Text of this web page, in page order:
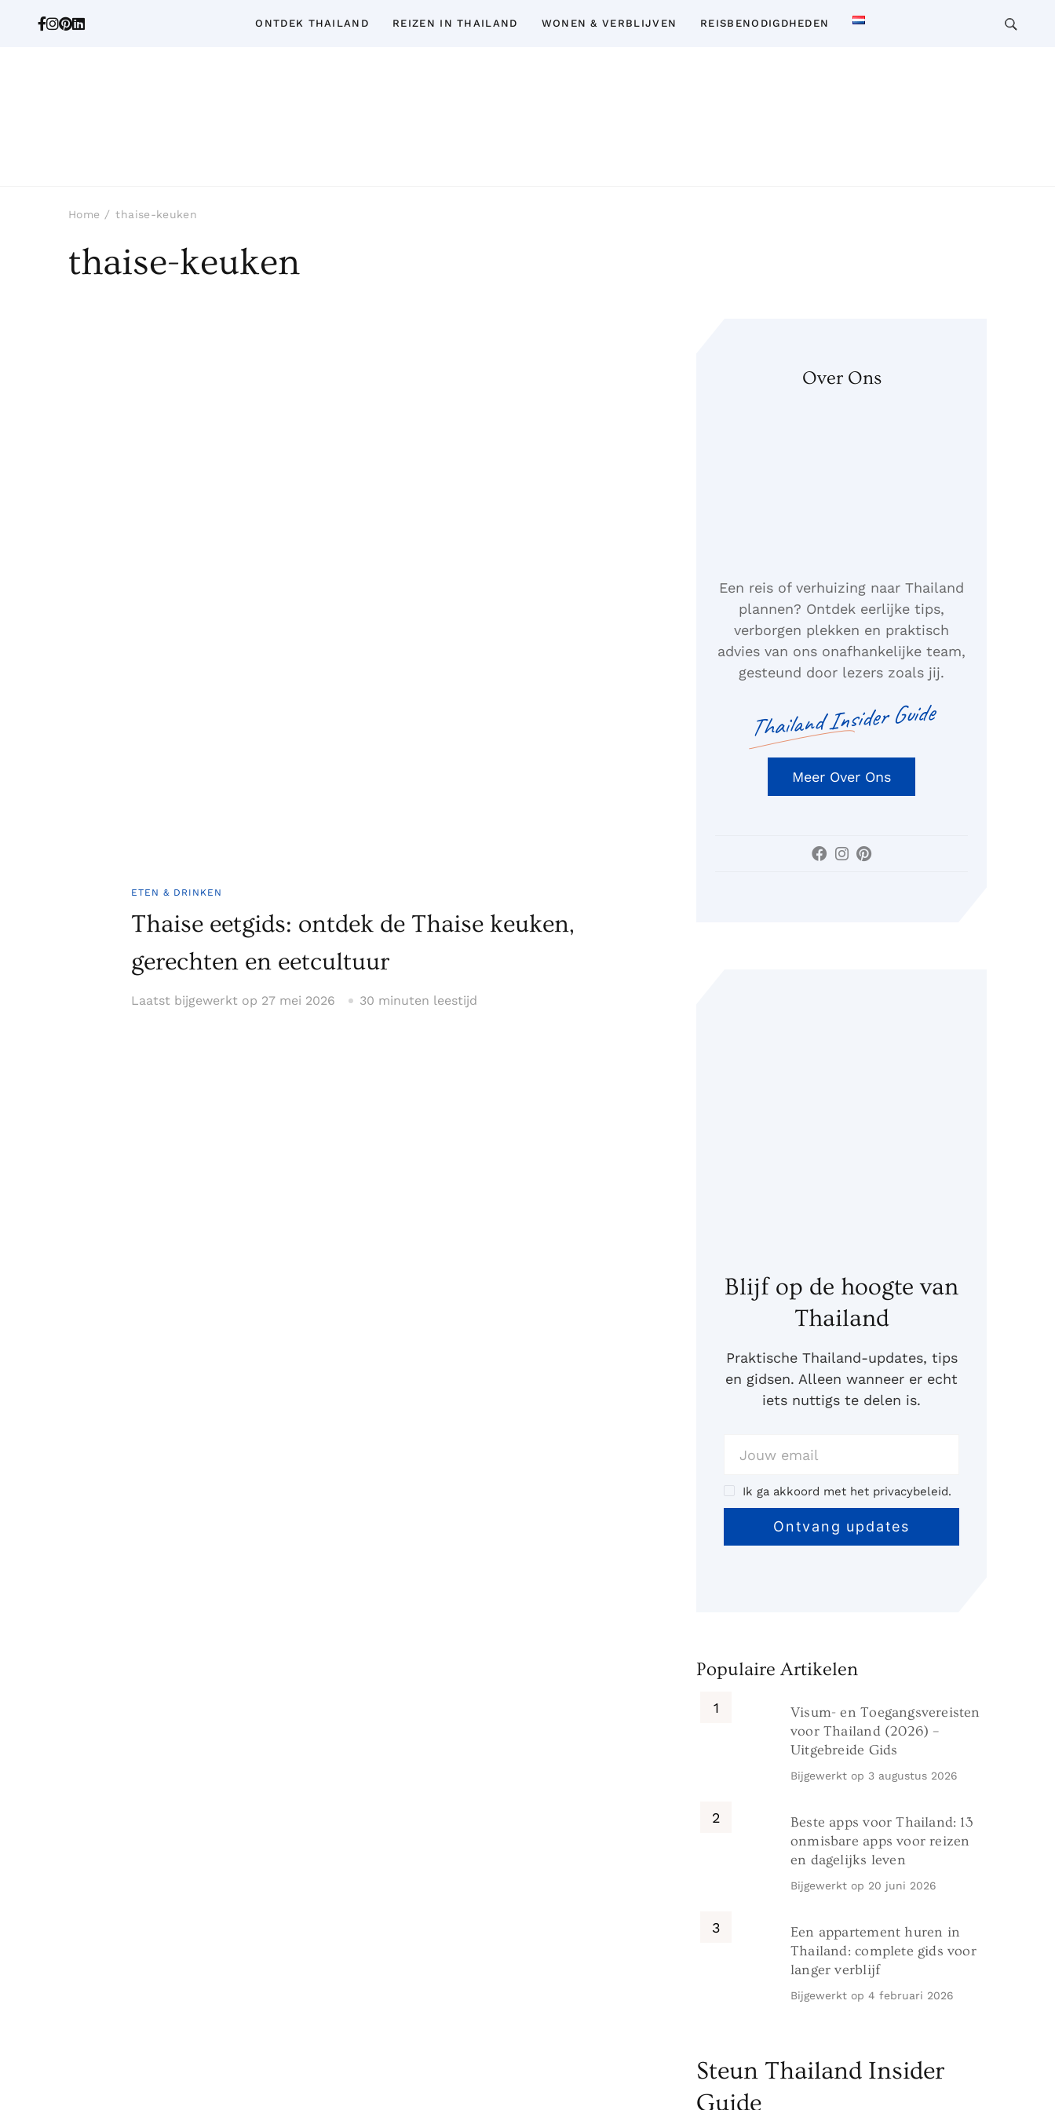
ONTDEK THAILAND REIZEN IN THAILAND WONEN & VERBLIJVEN REISBENODIGDHEDEN
Home thaise-keuken
thaise-keuken
ETEN & DRINKEN
Thaise eetgids: ontdek de Thaise keuken,
gerechten en eetcultuur
Laatst bijgewerkt op 27 mei 2026 30 minuten leestijd
Over Ons
Een reis of verhuizing naar Thailand
plannen? Ontdek eerlijke tips,
verborgen plekken en praktisch
advies van ons onafhankelijke team,
gesteund door lezers zoals jij.
Thailand Insider Guide
Meer Over Ons
Blijf op de hoogte van
Thailand
Praktische Thailand-updates, tips
en gidsen. Alleen wanneer er echt
iets nuttigs te delen is.
Ik ga akkoord met het privacybeleid.
Populaire Artikelen
Visum- en Toegangsvereisten
voor Thailand (2026) –
Uitgebreide Gids
Bijgewerkt op 3 augustus 2026
Beste apps voor Thailand: 13
onmisbare apps voor reizen
en dagelijks leven
Bijgewerkt op 20 juni 2026
Een appartement huren in
Thailand: complete gids voor
langer verblijf
Bijgewerkt op 4 februari 2026
Steun Thailand Insider
Guide